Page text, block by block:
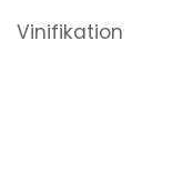
Vinifikation